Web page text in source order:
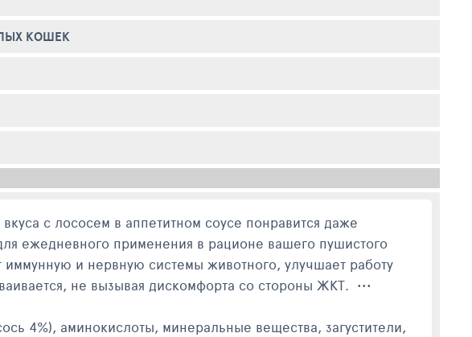
КОШЕК
с лососем в аппетитном соусе понравится даже
ежедневного применения в рационе вашего пушистого
и нервную системы животного, улучшает работу
не вызывая дискомфорта со стороны ЖКТ. •••
4%), аминокислоты, минеральные вещества, загустители,